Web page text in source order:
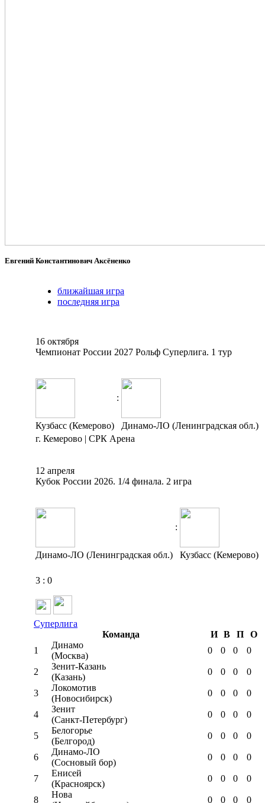
Евгений Константинович Аксёненко
ближайшая игра
последняя игра
16 октября
Чемпионат России 2027 Рольф Суперлига. 1 тур
:
Кузбасс (Кемерово)
Динамо-ЛО (Ленинградская обл.)
г. Кемерово | СРК Арена
12 апреля
Кубок России 2026. 1/4 финала. 2 игра
:
Динамо-ЛО (Ленинградская обл.) Кузбасс (Кемерово)
3 : 0
Суперлига
Команда
И В П
О
1
Динамо
(Москва)
0 0 0 0
2
Зенит-Казань
(Казань)
0 0 0 0
3
Локомотив
(Новосибирск)
0 0 0 0
4
Зенит
(Санкт-Петербург)
0 0 0 0
5
Белогорье
(Белгород)
0 0 0 0
6
Динамо-ЛО
(Сосновый бор)
0 0 0 0
7
Енисей
(Красноярск)
0 0 0 0
8
Нова
0 0 0 0